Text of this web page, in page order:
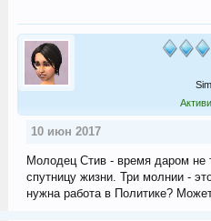
10 июн 2017
Молодец Стив - время даром не
спутницу жизни. Три молнии -
нужна работа в Политике?